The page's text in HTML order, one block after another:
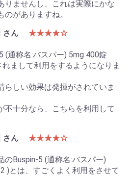
りませんし、これは実際にかな
のがありますね。
さん
★★★★☆
(通称名:バスパー) 5mg 400錠
まして利用をするようになりま
らしい効果は発揮がされていま
不十分なら、こちらを利用して
さん
★★★★☆
のBuspin-5 (通称名:バスパー)
)とは、すごくよく利用をさせて